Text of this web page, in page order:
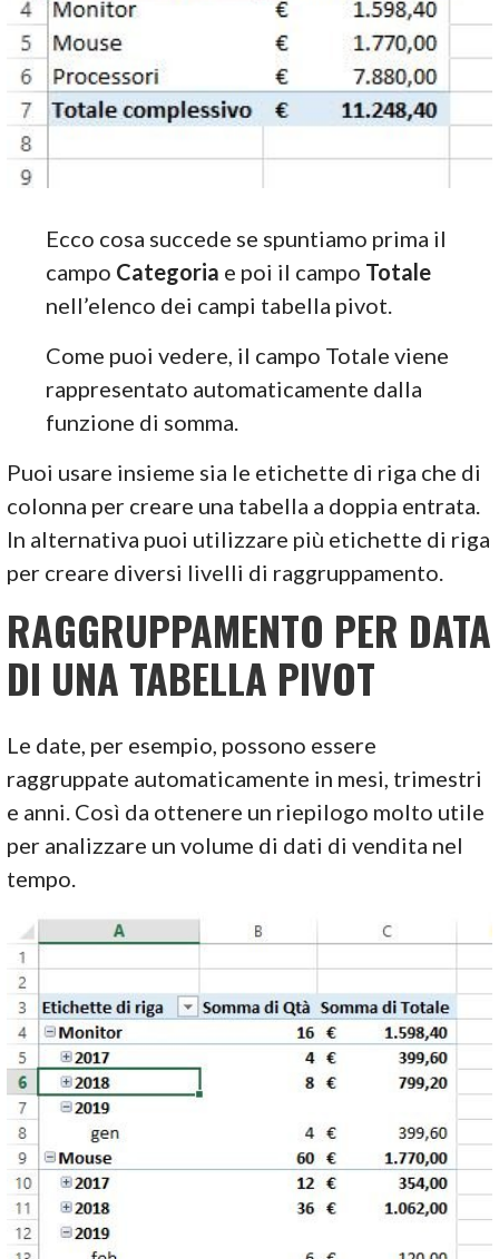
Ecco cosa succede se spuntiamo prima il
campo Categoria e poi il campo Totale
nell’elenco dei campi tabella pivot.
Come puoi vedere, il campo Totale viene
rappresentato automaticamente dalla
funzione di somma.
Puoi usare insieme sia le etichette di riga che di
colonna per creare una tabella a doppia entrata.
In alternativa puoi utilizzare più etichette di riga
per creare diversi livelli di raggruppamento.
RAGGRUPPAMENTO PER DATA
DI UNA TABELLA PIVOT
Le date, per esempio, possono essere
raggruppate automaticamente in mesi, trimestri
e anni. Così da ottenere un riepilogo molto utile
per analizzare un volume di dati di vendita nel
tempo.